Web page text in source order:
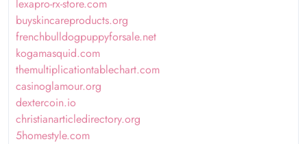
lexapro-rx-store.com
buyskincareproducts.org
frenchbulldogpuppyforsale.net
kogamasquid.com
themultiplicationtablechart.com
casinoglamour.org
dextercoin.io
christianarticledirectory.org
5homestyle.com